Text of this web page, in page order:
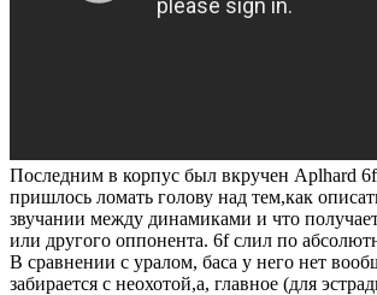
Последним в корпус был вкручен Aplhard
пришлось ломать голову над тем,как
звучании между динамиками и что
или другого оппонента. 6f слил по
В сравнении с уралом, баса у него нет
забирается с неохотой,а, главное (для